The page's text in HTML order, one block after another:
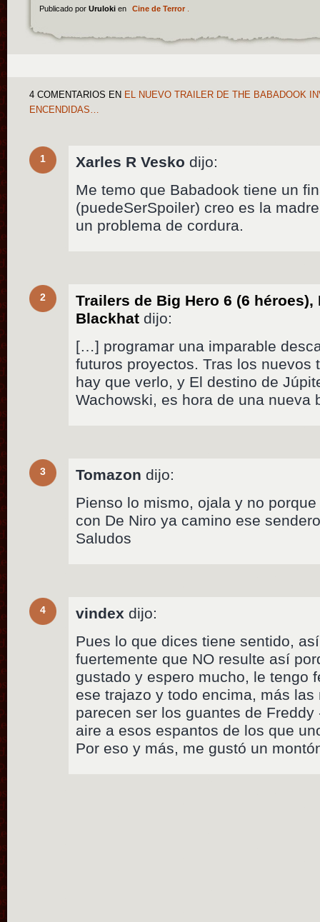
Publicado por Uruloki en Cine de Terror.
4 COMENTARIOS EN EL NUEVO TRAILER DE THE BABADOOK
ENCENDIDAS…
1 Xarles R Vesko dijo:
Me temo que Babadook tiene un
(puedeSerSpoiler) creo es la
un problema de cordura.
2
Trailers de Big Hero 6 (6
Blackhat dijo:
[…] programar una imparable
futuros proyectos. Tras los nuevos
hay que verlo, y El destino de
Wachowski, es hora de una
3 Tomazon dijo:
Pienso lo mismo, ojala y no
con De Niro ya camino ese
Saludos
4 vindex dijo:
Pues lo que dices tiene sentido,
fuertemente que NO resulte así
gustado y espero mucho, le tengo
ese trajazo y todo encima, más
parecen ser los guantes de
aire a esos espantos de los que
Por eso y más, me gustó un